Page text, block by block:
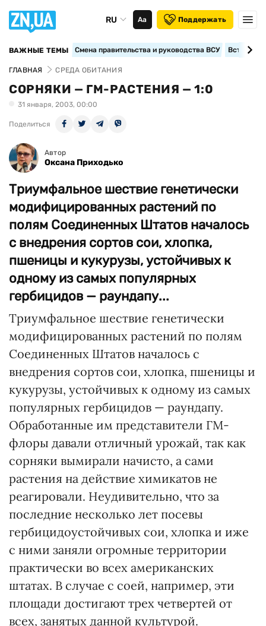
RU Аа Поддержать
ВАЖНЫЕ ТЕМЫ Смена правительства и руководства ВСУ
ГЛАВНАЯ СРЕДА ОБИТАНИЯ
СОРНЯКИ — ГМ-РАСТЕНИЯ — 1:0
31 января, 2003, 00:00
Поделиться
Автор
Оксана Приходько
Триумфальное шествие генетически
модифицированных растений по
полям Соединенных Штатов началось
с внедрения сортов сои, хлопка,
пшеницы и кукурузы, устойчивых к
одному из самых популярных
гербицидов — раундапу...
Триумфальное шествие генетически
модифицированных растений по полям
Соединенных Штатов началось с
внедрения сортов сои, хлопка, пшеницы и
кукурузы, устойчивых к одному из самых
популярных гербицидов — раундапу.
Обработанные им представители ГМ-
флоры давали отличный урожай, так как
сорняки вымирали начисто, а сами
растения на действие химикатов не
реагировали. Неудивительно, что за
последние несколько лет посевы
гербицидоустойчивых сои, хлопка и иже
с ними заняли огромные территории
практически во всех американских
штатах. В случае с соей, например, эти
площади достигают трех четвертей от
всех, занятых данной культурой.